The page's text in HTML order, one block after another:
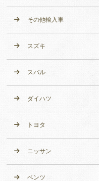
その他輸入車
スズキ
スバル
ダイハツ
トヨタ
ニッサン
ベンツ